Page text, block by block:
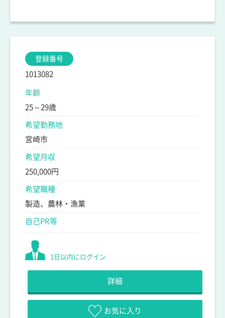
登録番号
1013082
年齢
25～29歳
希望勤務地
宮崎市
希望月収
250,000円
希望職種
製造、農林・漁業
自己PR等
1日以内にログイン
詳細
お気に入り